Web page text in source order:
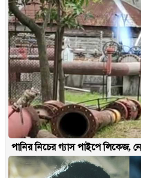
পানির নিচের গ্যাস পাইপে লিকেজ,